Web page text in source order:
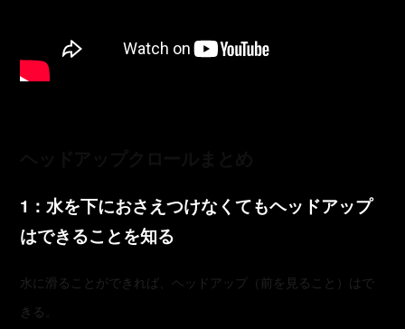
1：水を下におさえつけなくてもヘッドアップ
はできることを知る
水に滑ることができれば、ヘッドアップ（前を見ること）はで
きる。